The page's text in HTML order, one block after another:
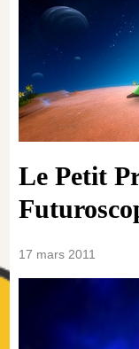
Le Petit
17 mars 2011